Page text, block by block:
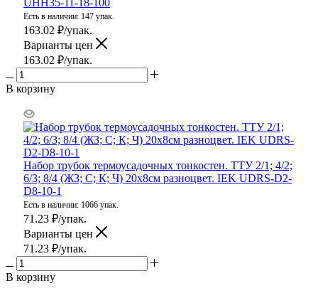
Есть в наличии: 147 упак.
163.02 ₽/упак.
Варианты цен
163.02 ₽/упак.
В корзину
Набор трубок термоусадочных тонкостен. ТТУ 2/1; 4/2;
6/3; 8/4 (ЖЗ; С; К; Ч) 20х8см разноцвет. IEK UDRS-D2-
D8-10-1
Есть в наличии: 1066 упак.
71.23 ₽/упак.
Варианты цен
71.23 ₽/упак.
В корзину